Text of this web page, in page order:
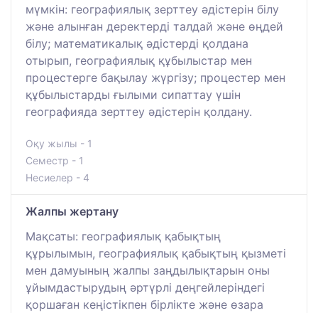
мүмкін: географиялық зерттеу әдістерін білу
және алынған деректерді талдай және өңдей
білу; математикалық әдістерді қолдана
отырып, географиялық құбылыстар мен
процестерге бақылау жүргізу; процестер мен
құбылыстарды ғылыми сипаттау үшін
географияда зерттеу әдістерін қолдану.
Оқу жылы - 1
Семестр - 1
Несиелер - 4
Жалпы жертану
Мақсаты: географиялық қабықтың
құрылымын, географиялық қабықтың қызметі
мен дамуының жалпы заңдылықтарын оны
ұйымдастырудың әртүрлі деңгейлеріндегі
қоршаған кеңістікпен бірлікте және өзара